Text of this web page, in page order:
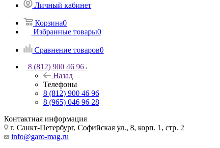
Личный кабинет
Корзина0
Избранные товары0
Сравнение товаров0
8 (812) 900 46 96
Назад
Телефоны
8 (812) 900 46 96
8 (965) 046 96 28
Контактная информация
г. Санкт-Петербург, Софийская ул., 8, корп. 1, стр. 2
info@garo-mag.ru